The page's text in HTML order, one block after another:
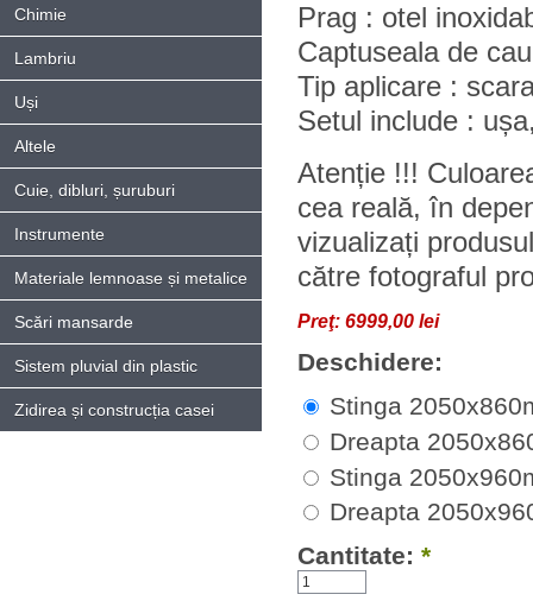
Chimie
Lambriu
Uși
Altele
Cuie, dibluri, șuruburi
Instrumente
Materiale lemnoase și metalice
Scări mansarde
Sistem pluvial din plastic
Zidirea și construcția casei
Prag : otel
Captuseala de
Tip aplicare :
Setul include :
Atenție !!!
cea reală, în
vizualizați
către fotograful
Preţ: 6999,00 lei
Deschidere:
Stinga
Dreapta
Stinga
Dreapta
Cantitate: *